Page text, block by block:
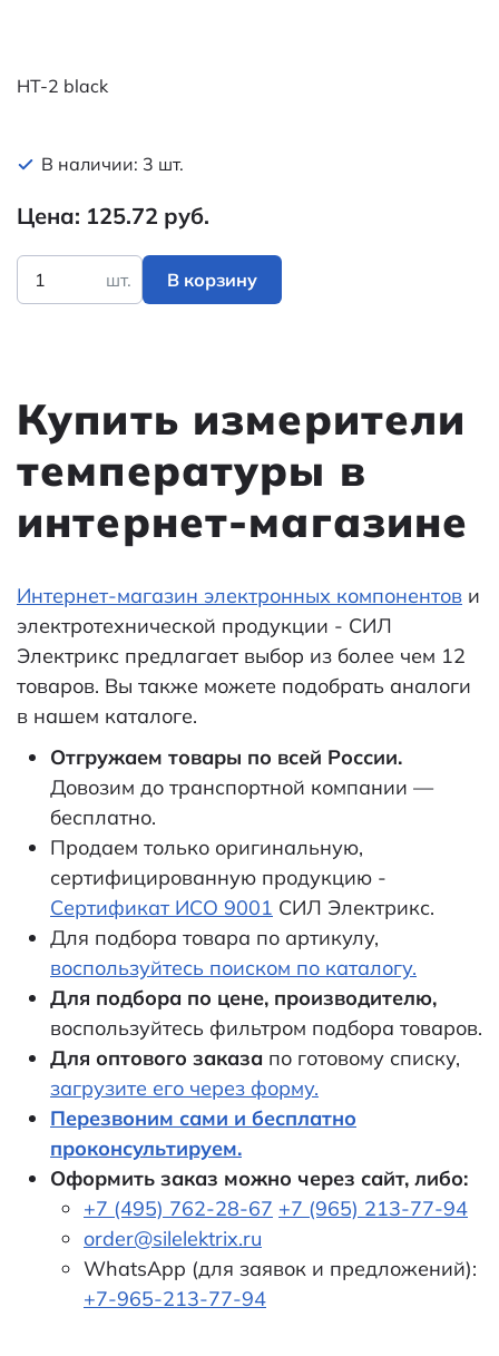
HT-2 black
В наличии: 3 шт.
Цена: 125.72 руб.
шт. В корзину
Купить измерители
температуры в
интернет-магазине
Интернет-магазин электронных компонентов и
электротехнической продукции - СИЛ
Электрикс предлагает выбор из более чем 12
товаров. Вы также можете подобрать аналоги
в нашем каталоге.
Отгружаем товары по всей России.
Довозим до транспортной компании —
бесплатно.
Продаем только оригинальную,
сертифицированную продукцию -
Сертификат ИСО 9001 СИЛ Электрикс.
Для подбора товара по артикулу,
воспользуйтесь поиском по каталогу.
Для подбора по цене, производителю,
воспользуйтесь фильтром подбора товаров.
Для оптового заказа по готовому списку,
загрузите его через форму.
Перезвоним сами и бесплатно
проконсультируем.
Оформить заказ можно через сайт, либо:
+7 (495) 762-28-67 +7 (965) 213-77-94
order@silelektrix.ru
WhatsApp (для заявок и предложений):
+7-965-213-77-94